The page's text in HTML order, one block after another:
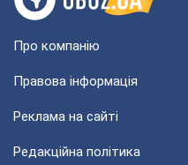
Про компанію
Правова інформація
Реклама на сайті
Редакційна політика